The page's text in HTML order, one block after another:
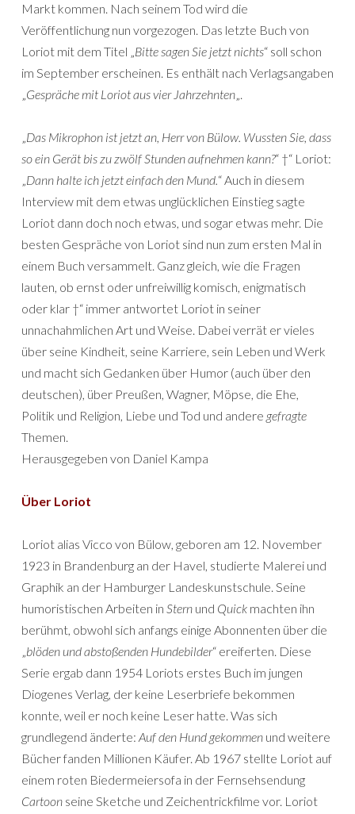
Markt kommen. Nach seinem Tod wird die
Veröffentlichung nun vorgezogen. Das letzte Buch von
Loriot mit dem Titel „Bitte sagen Sie jetzt nichts“ soll schon
im September erscheinen. Es enthält nach Verlagsangaben
„Gespräche mit Loriot aus vier Jahrzehnten„.
„Das Mikrophon ist jetzt an, Herr von Bülow. Wussten Sie, dass
so ein Gerät bis zu zwölf Stunden aufnehmen kann?“ †“ Loriot:
„Dann halte ich jetzt einfach den Mund.“ Auch in diesem
Interview mit dem etwas unglücklichen Einstieg sagte
Loriot dann doch noch etwas, und sogar etwas mehr. Die
besten Gespräche von Loriot sind nun zum ersten Mal in
einem Buch versammelt. Ganz gleich, wie die Fragen
lauten, ob ernst oder unfreiwillig komisch, enigmatisch
oder klar †“ immer antwortet Loriot in seiner
unnachahmlichen Art und Weise. Dabei verrät er vieles
über seine Kindheit, seine Karriere, sein Leben und Werk
und macht sich Gedanken über Humor (auch über den
deutschen), über Preußen, Wagner, Möpse, die Ehe,
Politik und Religion, Liebe und Tod und andere gefragte
Themen.
Herausgegeben von Daniel Kampa
Über Loriot
Loriot alias Vicco von Bülow, geboren am 12. November
1923 in Brandenburg an der Havel, studierte Malerei und
Graphik an der Hamburger Landeskunstschule. Seine
humoristischen Arbeiten in Stern und Quick machten ihn
berühmt, obwohl sich anfangs einige Abonnenten über die
„blöden und abstoßenden Hundebilder“ ereiferten. Diese
Serie ergab dann 1954 Loriots erstes Buch im jungen
Diogenes Verlag, der keine Leserbriefe bekommen
konnte, weil er noch keine Leser hatte. Was sich
grundlegend änderte: Auf den Hund gekommen und weitere
Bücher fanden Millionen Käufer. Ab 1967 stellte Loriot auf
einem roten Biedermeiersofa in der Fernsehsendung
Cartoon seine Sketche und Zeichentrickfilme vor. Loriot